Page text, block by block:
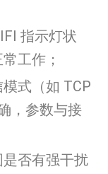
指示灯状
工作；
式（如 TCP
，参数与接
否有强干扰